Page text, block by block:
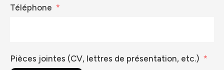
Téléphone
Pièces jointes (CV, lettres de présentation, etc.)